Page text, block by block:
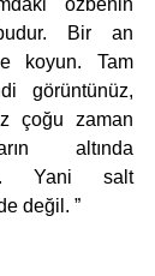
Bir an
koyun. Tam
görüntünüz,
çoğu zaman
altında
Yani salt
değil. ”